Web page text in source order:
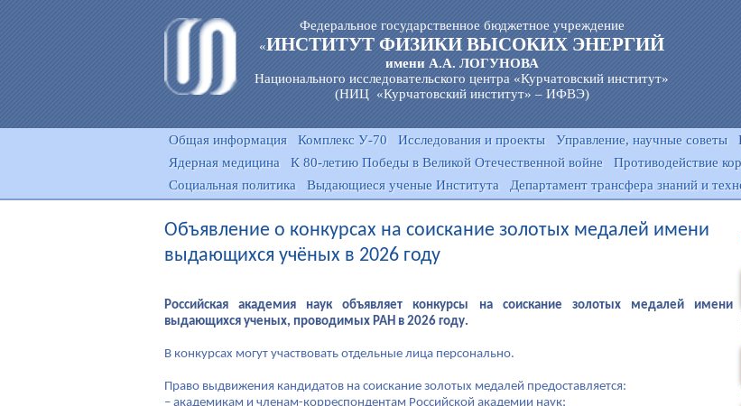
Федеральное государственное бюджетное учреждение
«ИНСТИТУТ ФИЗИКИ ВЫСОКИХ ЭНЕРГИЙ
имени А.А. ЛОГУНОВА
Национального исследовательского центра «Курчатовский институт»
(НИЦ «Курчатовский институт» – ИФВЭ)
Общая информация Комплекс У-70 Исследования и проекты Управление, научные советы
Ядерная медицина
К 80-летию Победы в Великой Отечественной войне Противодействие
Социальная политика
Выдающиеся ученые Института Департамент трансфера знаний и
Объявление о конкурсах на соискание золотых медалей имени
выдающихся учёных в 2026 году
Российская академия наук объявляет конкурсы на соискание золотых медалей имени
выдающихся ученых, проводимых РАН в 2026 году.
В конкурсах могут участвовать отдельные лица персонально.
Право выдвижения кандидатов на соискание золотых медалей предоставляется:
– академикам и членам-корреспондентам Российской академии наук;